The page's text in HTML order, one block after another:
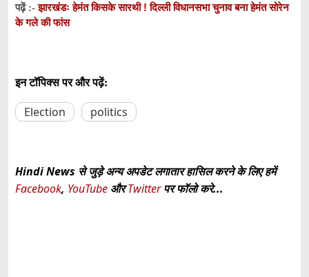
पढ़ें :-झारखंडः हेमंत किसके सारथी ! दिल्ली विधानसभा चुनाव बना हेमंत सोरेन
के गले की फांस
इन टॉपिक्स पर और पढ़ें:
Election politics
Hindi News से जुड़े अन्य अपडेट लगातार हासिल करने के लिए हमें
Facebook, YouTube औरTwitterपर फॉलो करे...